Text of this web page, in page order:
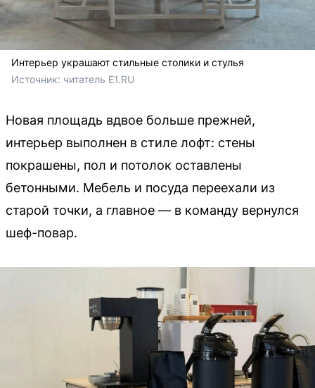
Интерьер украшают стильные столики и стулья
Источник: читатель E1.RU
Новая площадь вдвое больше прежней,
интерьер выполнен в стиле лофт: стены
покрашены, пол и потолок оставлены
бетонными. Мебель и посуда переехали из
старой точки, а главное — в команду вернулся
шеф-повар.